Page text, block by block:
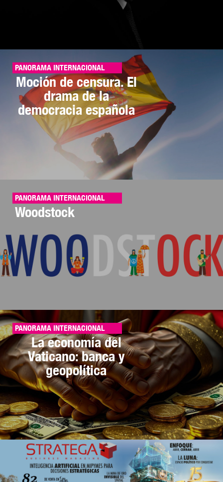
PANORAMA INTERNACIONAL
Moción de censura. El
drama de la
democracia española
PANORAMA INTERNACIONAL
Woodstock
PANORAMA INTERNACIONAL
La economía del
Vaticano: banca y
geopolítica